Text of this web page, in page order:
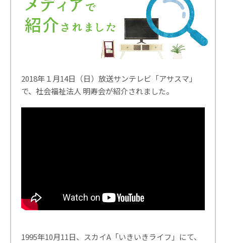
2018年１月14日（日）放送サンテレビ「アサスマ」
で、社会福祉法人 明寿会が紹介されました。
1995年10月11日、スカイA「いきいきライフ」にて、